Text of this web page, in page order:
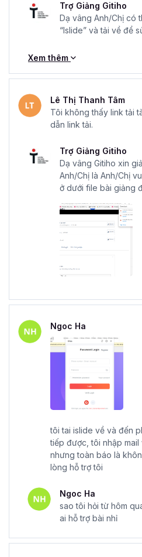
Trợ Giảng Gitiho
Dạ vâng Anh/Chị có
“Islide” và tải về để
Xem thêm
Lê Thị Thanh Tâm
Tôi không thấy link tải
dẫn link tải.
Trợ Giảng Gitiho
Dạ vâng Gitiho xin
Anh/Chị là Anh/Chị
ở dưới file bài giảng
Ngoc Ha
tôi tai islide về và đến
tiếp được, tôi nhập
nhưng toàn báo là
lòng hỗ trợ tôi
Ngoc Ha
sao tôi hỏi từ hôm
ai hỗ trợ bài nhỉ